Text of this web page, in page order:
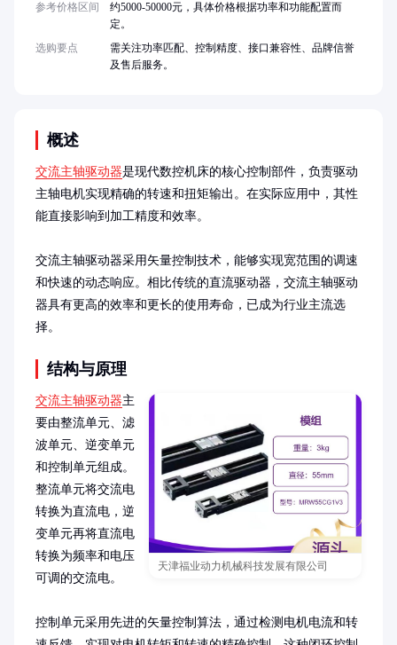
概述
交流主轴驱动器是现代数控机床的核心控制部件，负责驱动
主轴电机实现精确的转速和扭矩输出。在实际应用中，其性
能直接影响到加工精度和效率。
交流主轴驱动器采用矢量控制技术，能够实现宽范围的调速
和快速的动态响应。相比传统的直流驱动器，交流主轴驱动
器具有更高的效率和更长的使用寿命，已成为行业主流选
择。
结构与原理
天津福业动力机械科技发展有限公司
交流主轴驱动器主
要由整流单元、滤
波单元、逆变单元
和控制单元组成。
整流单元将交流电
转换为直流电，逆
变单元再将直流电
转换为频率和电压
可调的交流电。
控制单元采用先进的矢量控制算法，通过检测电机电流和转
参考价格区间
约5000-50000元，具体价格根据功率和功能配置而
定。
选购要点
需关注功率匹配、控制精度、接口兼容性、品牌信誉
及售后服务。